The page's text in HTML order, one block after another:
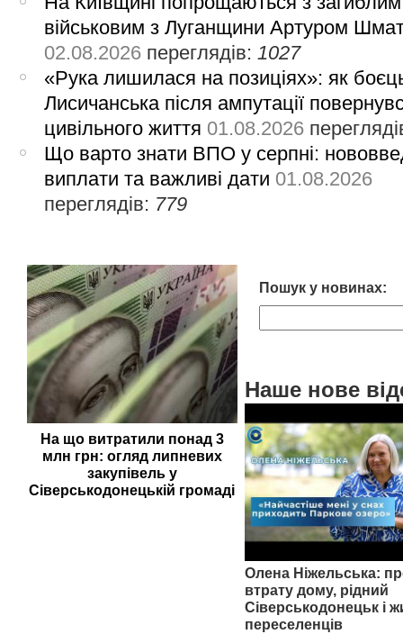
військовим з Луганщини Артуром
02.08.2026 переглядів:1027
«Рука лишилася на позиціях»: як
Лисичанська після ампутації
цивільного життя 01.08.2026
Що варто знати ВПО у серпні:
виплати та важливі дати 01.08.2026
переглядів: 779
На що витратили понад 3
млн грн: огляд липневих
закупівель у
Сіверськодонецькій громаді
Пошук у новинах:
Наше нове
Олена Ніжельська:
втрату дому, рідний
Сіверськодонецьк і
переселенців